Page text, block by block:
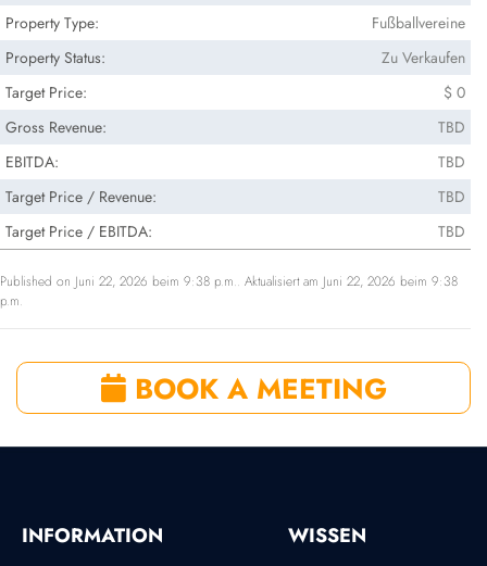
Property Type:
Fußballvereine
Property Status:
Zu Verkaufen
Target Price:
$ 0
Gross Revenue:
TBD
EBITDA:
TBD
Target Price / Revenue:
TBD
Target Price / EBITDA:
TBD
Published on Juni 22, 2026 beim 9:38 p.m.. Aktualisiert am Juni 22, 2026 beim 9:38
p.m.
BOOK A MEETING
INFORMATION WISSEN